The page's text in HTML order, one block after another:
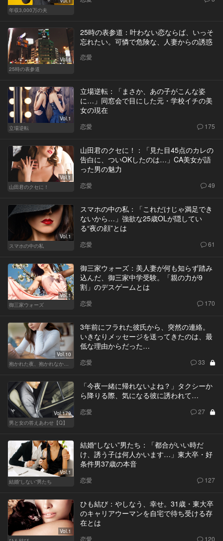
年収3,000万の夫
Vol.1
25時の表参道
25時の表参道：叶わない恋ならば、いっそ
忘れたい。可憐で危険な、人妻からの誘惑
恋愛
Vol.1
立場逆転
立場逆転：「まさか、あの子がこんな姿
に…」同窓会で目にした元・学校イチの美
女の現在
恋愛 175
Vol.1
山田君のクセに！
山田君のクセに！：「見た目45点のカレの
告白に、ついOKしたのは…」CA美女が語
った男の魅力
恋愛 49
Vol.1
スマホの中の私
スマホの中の私：「これだけじゃ満足でき
ないから…」強欲な25歳OLが隠してい
る“夜の顔”とは
恋愛 61
Vol.1
御三家ウォーズ
御三家ウォーズ：美人妻が何も知らず踏み
込んだ、御三家中学受験。「親の力が9
割」のデスゲームとは
恋愛 170
Vol.10
3年前にフラれた彼氏から、突然の連絡。
いきなりメッセージを送ってきたのは、最
低な理由からだった…
恋愛 33
Vol.179
男と女の答えあわせ【Q】
「今夜一緒に帰れないよね？」タクシーか
ら降りる際、気になる彼に誘われて…
恋愛 27
Vol.1
結婚“しない”男たち
結婚“しない”男たち：「都合がいい時だ
け、誘う子は何人かいます…」東大卒・好
条件男37歳の本音
恋愛 127
Vol.1
ひも結び：やしなう、幸せ。31歳・東大卒
のキャリアウーマンを自宅で待ち受ける存
在とは
恋愛 120